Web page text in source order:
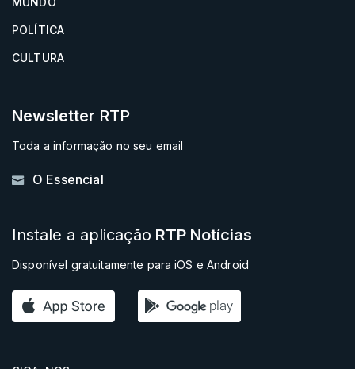
POLÍTICA
CULTURA
Newsletter RTP
Toda a informação no seu email
O Essencial
Instale a aplicação RTP Notícias
Disponível gratuitamente para iOS e Android